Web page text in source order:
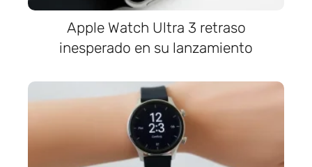
Apple Watch Ultra 3 retraso
inesperado en su lanzamiento